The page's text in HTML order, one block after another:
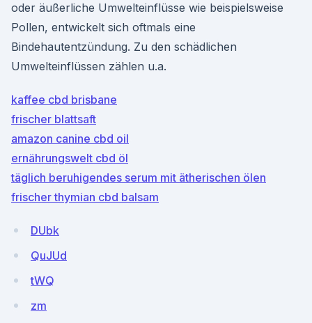
oder äußerliche Umwelteinflüsse wie beispielsweise
Pollen, entwickelt sich oftmals eine
Bindehautentzündung. Zu den schädlichen
Umwelteinflüssen zählen u.a.
kaffee cbd brisbane
frischer blattsaft
amazon canine cbd oil
ernährungswelt cbd öl
täglich beruhigendes serum mit ätherischen ölen
frischer thymian cbd balsam
DUbk
QuJUd
tWQ
zm